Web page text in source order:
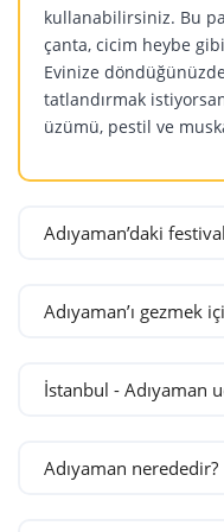
kullanabilirsiniz. Bu
çanta, cicim heybe
Evinize
tatlandırmak
üzümü, pestil ve
Adıyaman’daki
düzenleniyor. İlgi
festivallere göre
unutmamalısınız.
Adıyaman
Zerban Şenlikleri
Adıyaman’ı gezmek
rahatlıkla gezebilirsiniz.
İstanbul - Adıyaman
1 saat 50 dakikada
Adıyaman nerededir?